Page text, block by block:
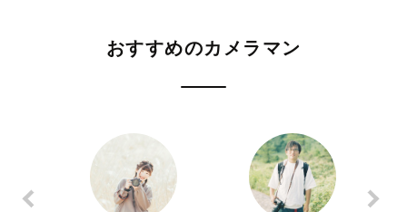
おすすめのカメラマン